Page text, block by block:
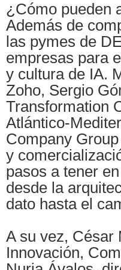
¿Cómo pueden
Además de
las pymes de
empresas para
y cultura de IA.
Zoho, Sergio
Transformation
Atlántico-
Company
y
pasos a tener
desde la
dato hasta el
A su vez, César
Innovación,